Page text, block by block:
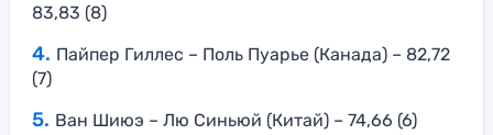
83,83 (8)
Пайпер Гиллес – Поль Пуарье (Канада) – 82,72
(7)
Ван Шиюэ – Лю Синьюй (Китай) – 74,66 (6)